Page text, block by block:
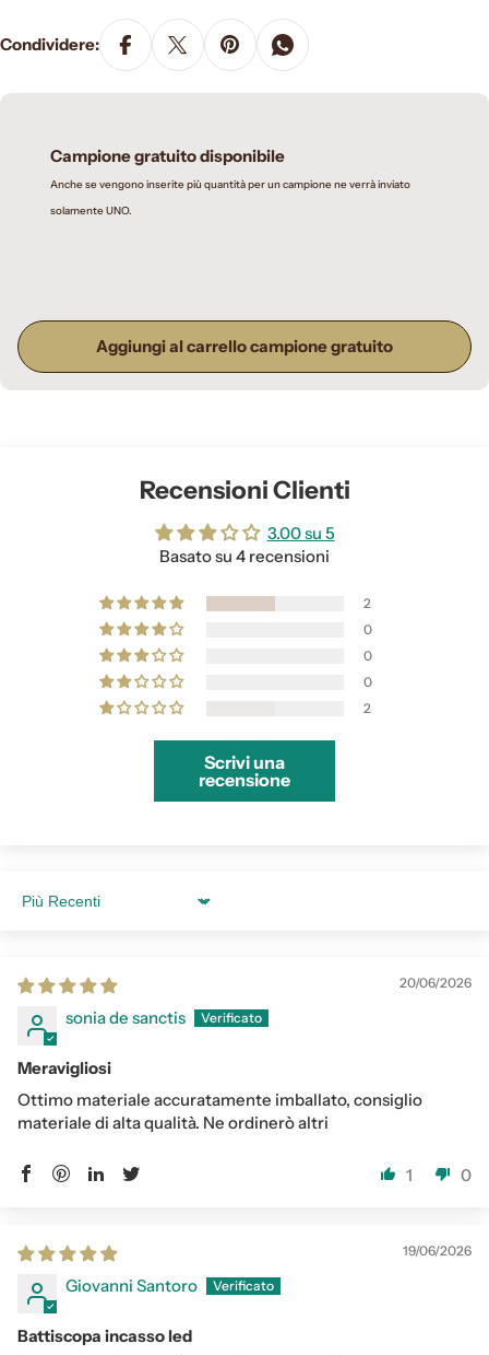
Condividere:
Campione gratuito disponibile
Anche se vengono inserite più quantità per un campione ne verrà inviato
solamente UNO.
Aggiungi al carrello campione gratuito
Recensioni Clienti
3.00 su 5
Basato su 4 recensioni
2
0
0
0
2
Scrivi una
recensione
Sort by
20/06/2026
sonia de sanctis
Meravigliosi
Ottimo materiale accuratamente imballato, consiglio
materiale di alta qualità. Ne ordinerò altri
1 0
19/06/2026
Giovanni Santoro
Battiscopa incasso led